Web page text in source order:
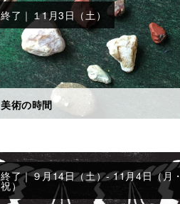
美術の時間
終了｜１1月3日（土）
終了｜９月14日（土）- 11月4日（月・
祝）